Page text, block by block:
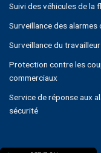
Suivi des véhicules de la
Surveillance des alarmes
Surveillance du
Protection contre les
commerciaux
Service de réponse aux
sécurité